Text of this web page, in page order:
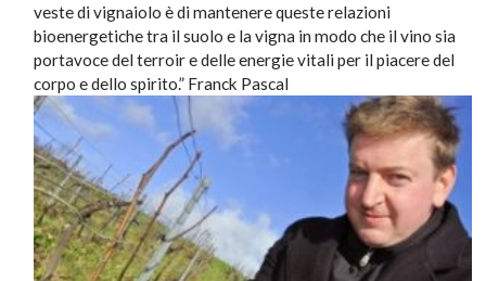
veste di vignaiolo è di mantenere queste relazioni
bioenergetiche tra il suolo e la vigna in modo che il vino sia
portavoce del terroir e delle energie vitali per il piacere del
corpo e dello spirito.” Franck Pascal